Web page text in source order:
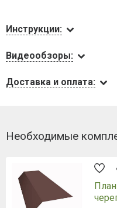
Инструкции:
Видеообзоры:
Доставка и оплата:
Необходимые